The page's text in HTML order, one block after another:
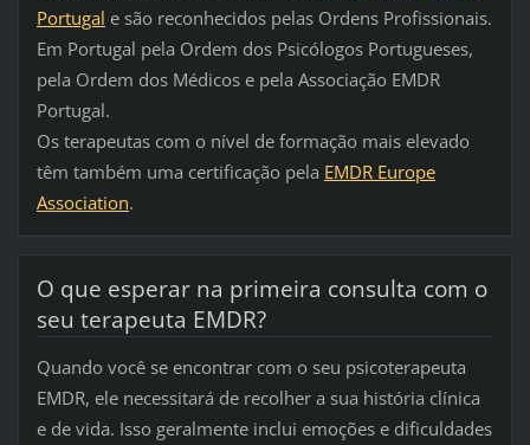
Portugal e são reconhecidos pelas Ordens Profissionais.
Em Portugal pela Ordem dos Psicólogos Portugueses,
pela Ordem dos Médicos e pela Associação EMDR
Portugal.
Os terapeutas com o nível de formação mais elevado
têm também uma certificação pela EMDR Europe
Association.
O que esperar na primeira consulta com o
seu terapeuta EMDR?
Quando você se encontrar com o seu psicoterapeuta
EMDR, ele necessitará de recolher a sua história clínica
e de vida. Isso geralmente inclui emoções e dificuldades